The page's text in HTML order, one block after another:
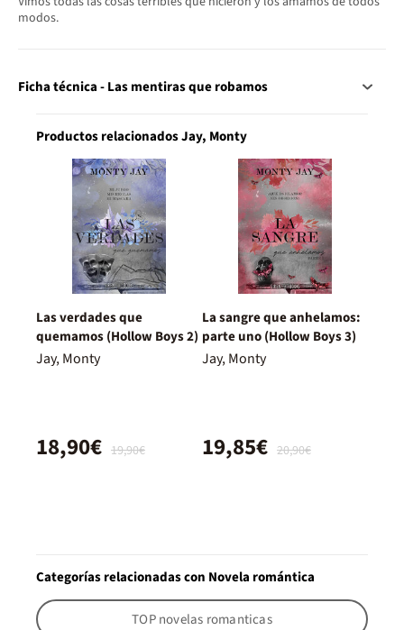
modos.
Ficha técnica - Las mentiras que robamos
Productos relacionados Jay, Monty
Las verdades que
quemamos (Hollow Boys 2)
Jay, Monty
19,90€
18,90€
La sangre que anhelamos:
parte uno (Hollow Boys 3)
Jay, Monty
20,90€
19,85€
Categorías relacionadas con Novela romántica
TOP novelas romanticas